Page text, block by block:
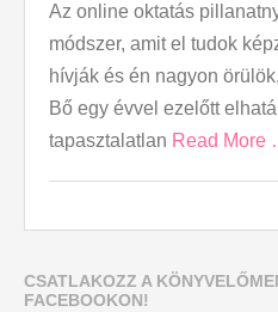
Az online oktatás
módszer, amit el tudok
hívják és én nagyon
Bő egy évvel ezelőtt
tapasztalatlan Read More
CSATLAKOZZ A
FACEBOOKON!